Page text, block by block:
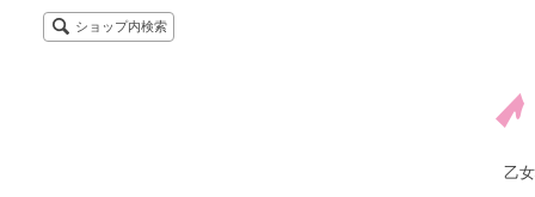
ショップ内検索
乙